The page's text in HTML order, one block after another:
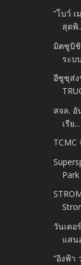
“โบว์
สุดพิ
มิตซูบิชิ
ระบ
อีซูซุส่ง
สจล.
เรีย...
Park
วันเดอ
แสน
“อิงฟ้า